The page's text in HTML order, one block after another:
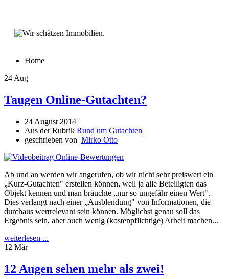
Home
24 Aug
Taugen Online-Gutachten?
24 August 2014 |
Aus der Rubrik Rund um Gutachten |
geschrieben von Mirko Otto
Ab und an werden wir angerufen, ob wir nicht sehr preiswert ein
„Kurz-Gutachten" erstellen können, weil ja alle Beteiligten das
Objekt kennen und man bräuchte „nur so ungefähr einen Wert".
Dies verlangt nach einer „Ausblendung" von Informationen, die
durchaus wertrelevant sein können. Möglichst genau soll das
Ergebnis sein, aber auch wenig (kostenpflichtige) Arbeit machen...
weiterlesen ...
12 Mär
12 Augen sehen mehr als zwei!